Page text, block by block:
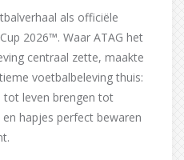
als officiële
2026™. Waar ATAG het
centraal zette, maakte
voetbalbeleving thuis:
tot leven brengen tot
hapjes perfect bewaren